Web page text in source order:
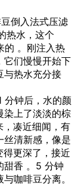
倒入法式压滤
热水，这个
的 。刚注入热
它们慢慢开始下
与热水充分接
分钟后，水的颜
染上了淡淡的棕
凑近细闻，有
丝清新感，像是
更深了，接近
甜香 。5 分钟
咖啡豆分离。